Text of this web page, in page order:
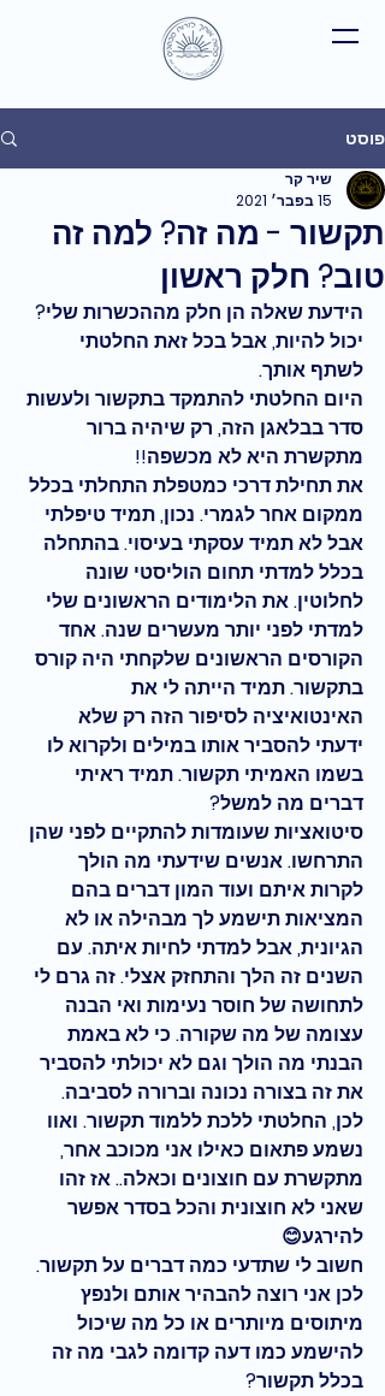
פוסט
תקשור - מה זה? למה זה
טוב? חלק ראשון
שיר קר
15 בפבר׳ 2021
הידעת שאלה הן חלק מההכשרות שלי?
יכול להיות, אבל בכל זאת החלטתי
לשתף אותך.
היום החלטתי להתמקד בתקשור ולעשות
סדר בבלאגן הזה, רק שיהיה ברור
מתקשרת היא לא מכשפה!!
את תחילת דרכי כמטפלת התחלתי בכלל
ממקום אחר לגמרי. נכון, תמיד טיפלתי
אבל לא תמיד עסקתי בעיסוי. בהתחלה
בכלל למדתי תחום הוליסטי שונה
לחלוטין. את הלימודים הראשונים שלי
למדתי לפני יותר מעשרים שנה. אחד
הקורסים הראשונים שלקחתי היה קורס
בתקשור. תמיד הייתה לי את
האינטואיציה לסיפור הזה רק שלא
ידעתי להסביר אותו במילים ולקרוא לו
בשמו האמיתי תקשור. תמיד ראיתי
דברים מה למשל?
סיטואציות שעומדות להתקיים לפני שהן
התרחשו. אנשים שידעתי מה הולך
לקרות איתם ועוד המון דברים בהם
המציאות תישמע לך מבהילה או לא
הגיונית, אבל למדתי לחיות איתה. עם
השנים זה הלך והתחזק אצלי. זה גרם לי
לתחושה של חוסר נעימות ואי הבנה
עצומה של מה שקורה. כי לא באמת
הבנתי מה הולך וגם לא יכולתי להסביר
את זה בצורה נכונה וברורה לסביבה.
לכן, החלטתי ללכת ללמוד תקשור. ואוו
נשמע פתאום כאילו אני מכוכב אחר,
מתקשרת עם חוצונים וכאלה.. אז זהו
שאני לא חוצונית והכל בסדר אפשר
להירגע😊
חשוב לי שתדעי כמה דברים על תקשור.
לכן אני רוצה להבהיר אותם ולנפץ
מיתוסים מיותרים או כל מה שיכול
להישמע כמו דעה קדומה לגבי מה זה
בכלל תקשור?